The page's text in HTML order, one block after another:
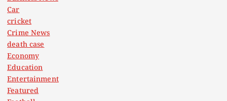
Car
cricket
Crime News
death case
Economy
Education
Entertainment
Featured